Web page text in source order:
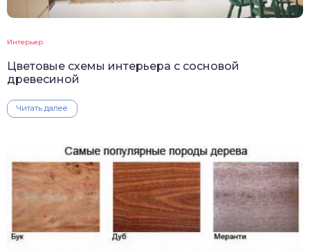
Интерьер
Цветовые схемы интерьера с сосновой
древесиной
Читать далее